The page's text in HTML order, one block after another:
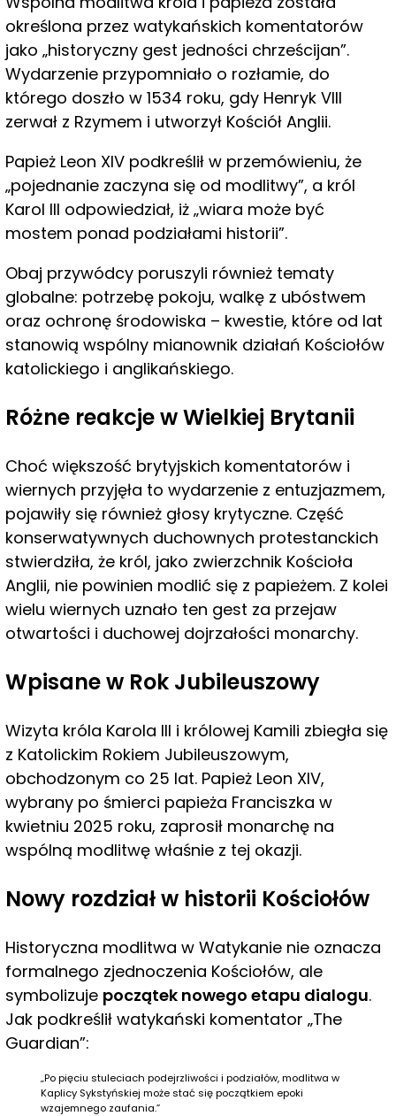
określona przez watykańskich komentatorów
jako „historyczny gest jedności chrześcijan”.
Wydarzenie przypomniało o rozłamie, do
którego doszło w 1534 roku, gdy Henryk VIII
zerwał z Rzymem i utworzył Kościół Anglii.
Papież Leon XIV podkreślił w przemówieniu, że
„pojednanie zaczyna się od modlitwy”, a król
Karol III odpowiedział, iż „wiara może być
mostem ponad podziałami historii”.
Obaj przywódcy poruszyli również tematy
globalne: potrzebę pokoju, walkę z ubóstwem
oraz ochronę środowiska – kwestie, które od lat
stanowią wspólny mianownik działań Kościołów
katolickiego i anglikańskiego.
Różne reakcje w Wielkiej Brytanii
Choć większość brytyjskich komentatorów i
wiernych przyjęła to wydarzenie z entuzjazmem,
pojawiły się również głosy krytyczne. Część
konserwatywnych duchownych protestanckich
stwierdziła, że król, jako zwierzchnik Kościoła
Anglii, nie powinien modlić się z papieżem. Z kolei
wielu wiernych uznało ten gest za przejaw
otwartości i duchowej dojrzałości monarchy.
Wpisane w Rok Jubileuszowy
Wizyta króla Karola III i królowej Kamili zbiegła się
z Katolickim Rokiem Jubileuszowym,
obchodzonym co 25 lat. Papież Leon XIV,
wybrany po śmierci papieża Franciszka w
kwietniu 2025 roku, zaprosił monarchę na
wspólną modlitwę właśnie z tej okazji.
Nowy rozdział w historii Kościołów
Historyczna modlitwa w Watykanie nie oznacza
formalnego zjednoczenia Kościołów, ale
symbolizuje początek nowego etapu dialogu.
Jak podkreślił watykański komentator „The
Guardian”:
„Po pięciu stuleciach podejrzliwości i podziałów, modlitwa w
Kaplicy Sykstyńskiej może stać się początkiem epoki
wzajemnego zaufania.”